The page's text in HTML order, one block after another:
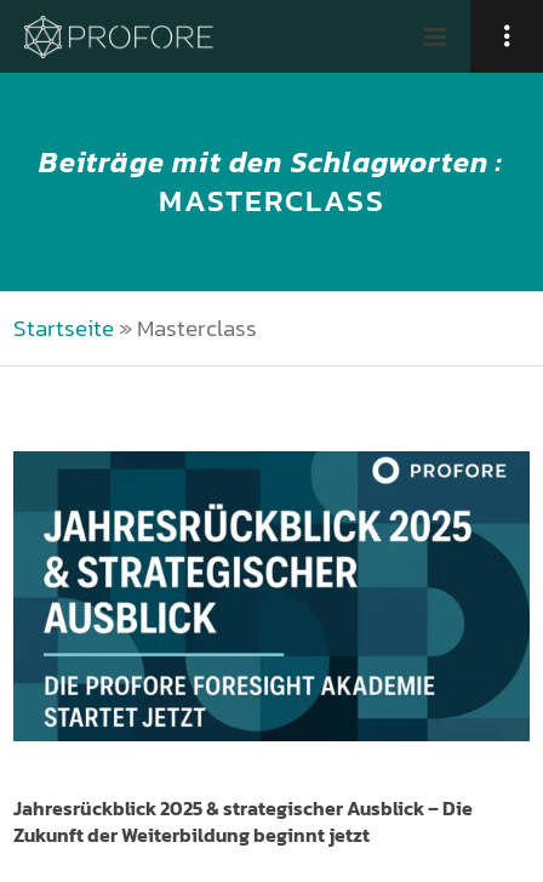
Beiträge mit den Schlagworten :
MASTERCLASS
Startseite»Masterclass
Jahresrückblick 2025 & strategischer Ausblick – Die
Zukunft der Weiterbildung beginnt jetzt